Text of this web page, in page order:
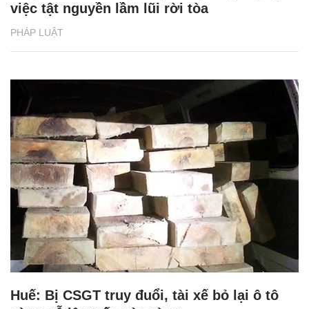
PHÁP LUẬT
việc tật nguyền lầm lũi rời tòa
Huế: Bị CSGT truy đuổi, tài xế bỏ lại ô tô